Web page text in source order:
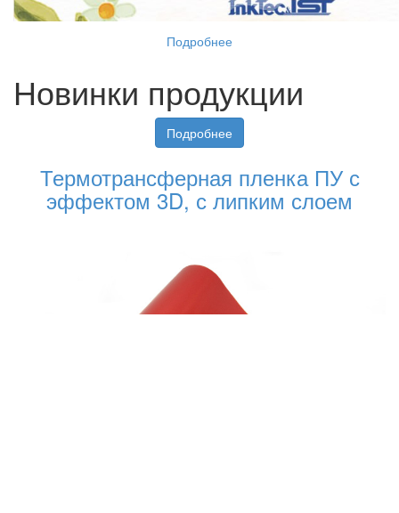
Подробнее
Новинки продукции
Подробнее
Термотрансферная пленка ПУ с
эффектом 3D, с липким слоем